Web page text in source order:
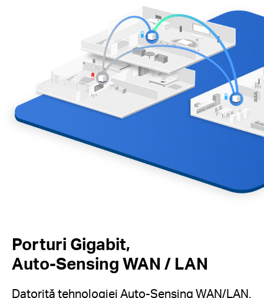
Porturi Gigabit,
Auto-Sensing WAN / LAN
Datorită tehnologiei Auto-Sensing WAN/LAN,